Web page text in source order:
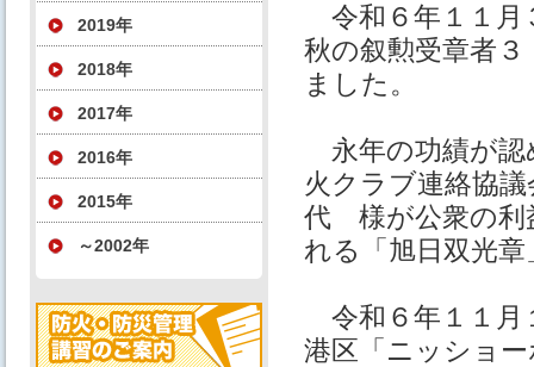
2019年
2018年
2017年
2016年
2015年
～2002年
令和６年１１月
秋の叙勲受章者
ました。
永年の功績が認
火クラブ連絡
代 様が公衆の利
れる「旭日双光
令和６年１１
港区「ニッショ